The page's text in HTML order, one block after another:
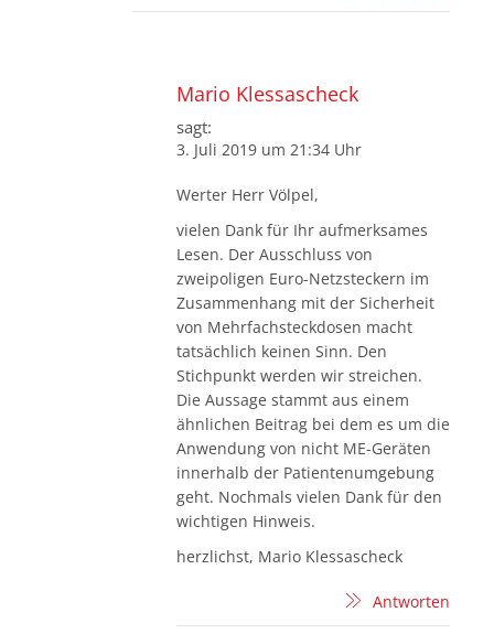
Mario Klessascheck
sagt:
3. Juli 2019 um 21:34 Uhr
Werter Herr Völpel,
vielen Dank für Ihr aufmerksames
Lesen. Der Ausschluss von
zweipoligen Euro-Netzsteckern im
Zusammenhang mit der Sicherheit
von Mehrfachsteckdosen macht
tatsächlich keinen Sinn. Den
Stichpunkt werden wir streichen.
Die Aussage stammt aus einem
ähnlichen Beitrag bei dem es um die
Anwendung von nicht ME-Geräten
innerhalb der Patientenumgebung
geht. Nochmals vielen Dank für den
wichtigen Hinweis.
herzlichst, Mario Klessascheck
Antworten